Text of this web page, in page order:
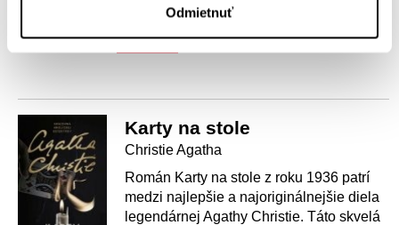
Odmietnuť
zápletkou.
Kúpiť za 13,41 €
Karty na stole
Christie Agatha
Román Karty na stole z roku 1936 patrí
medzi najlepšie a najoriginálnejšie diela
legendárnej Agathy Christie. Táto skvelá